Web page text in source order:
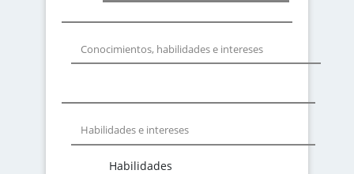
Conocimientos, habilidades e intereses
Habilidades e intereses
Habilidades